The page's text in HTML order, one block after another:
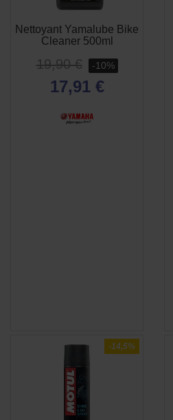
Nettoyant Yamalube Bike
Cleaner 500ml
19,90 € -10%
17,91 €
-14,5%

APERÇU
RAPIDE